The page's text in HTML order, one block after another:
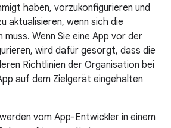
haben, vorzukonfigurieren und
aktualisieren, wenn sich die
Wenn Sie eine App vor der
wird dafür gesorgt, dass die
Richtlinien der Organisation bei
auf dem Zielgerät eingehalten
vom App-Entwickler in einem